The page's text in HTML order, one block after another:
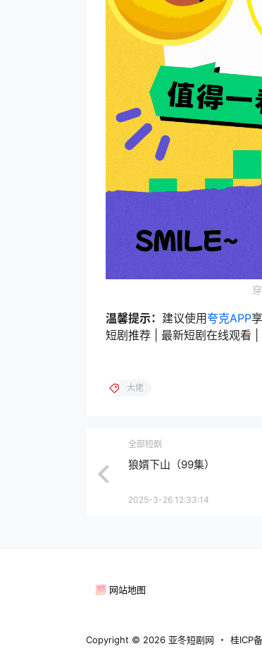
温馨提示： 建议使用夸克APP
短剧推荐 | 最新短剧在线观看
大佬
全部短剧
狼婿下山（99集）
2025-3-26 12:33:14
网站地图
Copyright © 2026 亚冬短剧网 ・ 桂ICP